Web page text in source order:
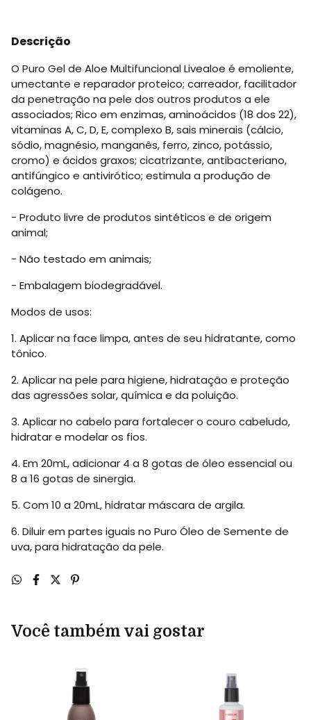
Descrição
O Puro Gel de Aloe Multifuncional Livealoe é emoliente,
umectante e reparador proteico; carreador, facilitador
da penetração na pele dos outros produtos a ele
associados; Rico em enzimas, aminoácidos (18 dos 22),
vitaminas A, C, D, E, complexo B, sais minerais (cálcio,
sódio, magnésio, manganês, ferro, zinco, potássio,
cromo) e ácidos graxos; cicatrizante, antibacteriano,
antifúngico e antivirótico; estimula a produção de
colágeno.
- Produto livre de produtos sintéticos e de origem
animal;
- Não testado em animais;
- Embalagem biodegradável.
Modos de usos:
1. Aplicar na face limpa, antes de seu hidratante, como
tônico.
2. Aplicar na pele para higiene, hidratação e proteção
das agressões solar, química e da poluição.
3. Aplicar no cabelo para fortalecer o couro cabeludo,
hidratar e modelar os fios.
4. Em 20mL, adicionar 4 a 8 gotas de óleo essencial ou
8 a 16 gotas de sinergia.
5. Com 10 a 20mL, hidratar máscara de argila.
6. Diluir em partes iguais no Puro Óleo de Semente de
uva, para hidratação da pele.
Você também vai gostar